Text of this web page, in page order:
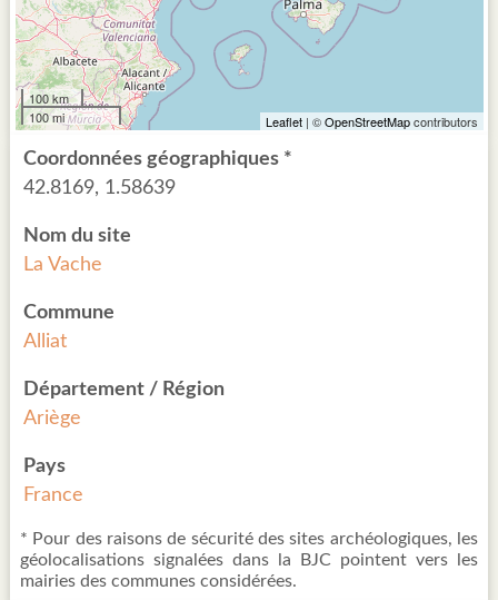
100 km
100 mi
Leaflet| ©OpenStreetMapcontributors
Coordonnées géographiques *
42.8169, 1.58639
Nom du site
La Vache
Commune
Alliat
Département / Région
Ariège
Pays
France
* Pour des raisons de sécurité des sites archéologiques, les
géolocalisations signalées dans la BJC pointent vers les
mairies des communes considérées.